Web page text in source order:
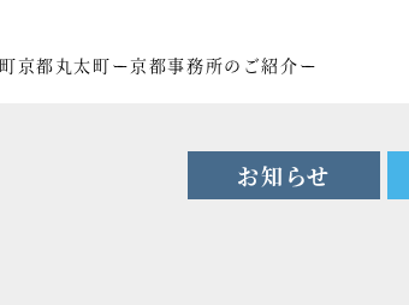
経営コンサルティングの専門家
税務調査の専門家
医療業界の専門家
京都丸太町ー京都事務所のご紹介ー
お知らせ